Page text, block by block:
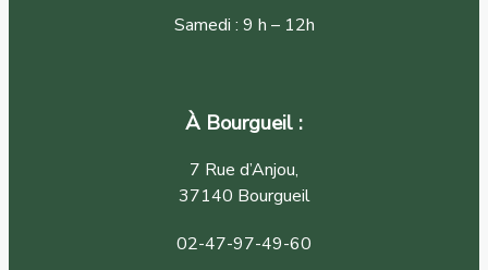
Samedi : 9 h – 12h
À Bourgueil :
7 Rue d’Anjou,
37140 Bourgueil
02-47-97-49-60